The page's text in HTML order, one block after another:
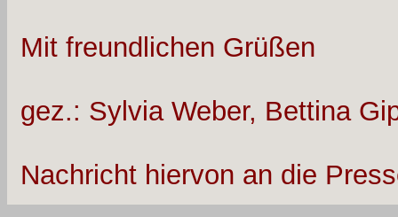
Mit freundlichen Grüßen
gez.: Sylvia Weber, Bettina
Nachricht hiervon an die